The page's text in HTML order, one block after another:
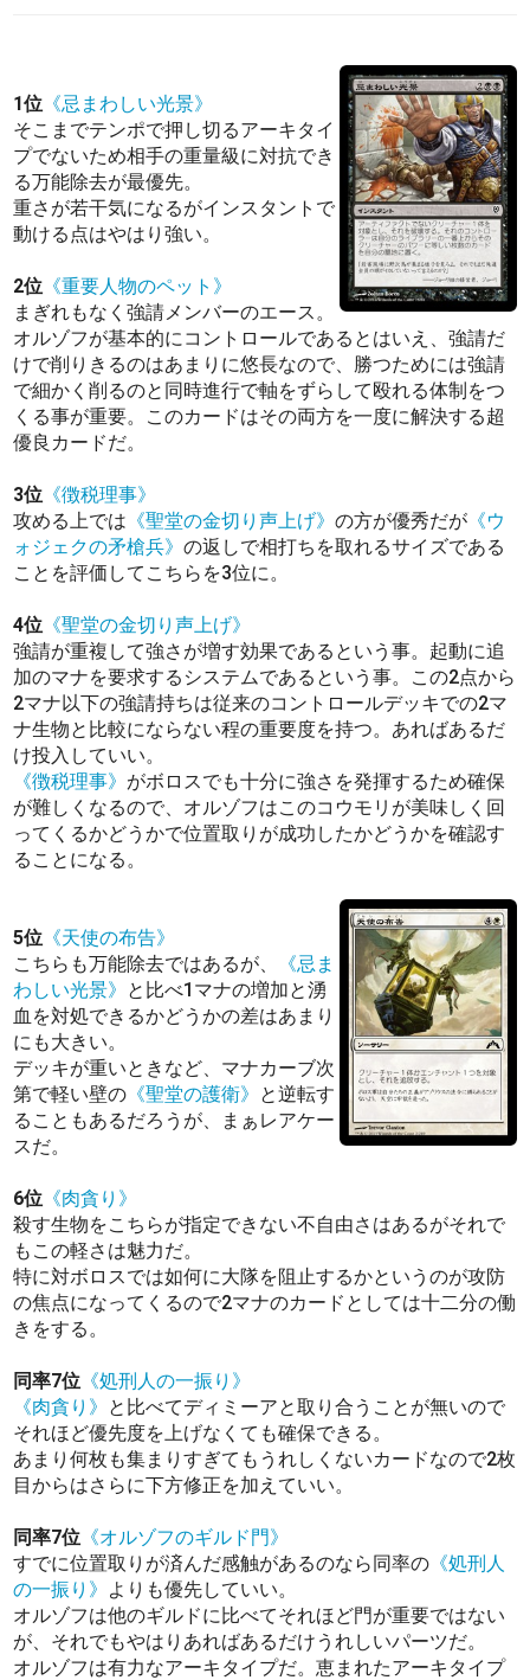
1位 《忌まわしい光景》
そこまでテンポで押し切るアーキタイ
プでないため相手の重量級に対抗でき
る万能除去が最優先。
重さが若干気になるがインスタントで
動ける点はやはり強い。
2位 《重要人物のペット》
まぎれもなく強請メンバーのエース。
オルゾフが基本的にコントロールであるとはいえ、強請だ
けで削りきるのはあまりに悠長なので、勝つためには強請
で細かく削るのと同時進行で軸をずらして殴れる体制をつ
くる事が重要。このカードはその両方を一度に解決する超
優良カードだ。
3位 《徴税理事》
攻める上では 《聖堂の金切り声上げ》の方が優秀だが 《ウ
ォジェクの矛槍兵》の返しで相打ちを取れるサイズである
ことを評価してこちらを3位に。
4位 《聖堂の金切り声上げ》
強請が重複して強さが増す効果であるという事。起動に追
加のマナを要求するシステムであるという事。この2点から
2マナ以下の強請持ちは従来のコントロールデッキでの2マ
ナ生物と比較にならない程の重要度を持つ。あればあるだ
け投入していい。
《徴税理事》 がボロスでも十分に強さを発揮するため確保
が難しくなるので、オルゾフはこのコウモリが美味しく回
ってくるかどうかで位置取りが成功したかどうかを確認す
ることになる。
5位 《天使の布告》
こちらも万能除去ではあるが、
《忌ま
わしい光景》 と比べ1マナの増加と湧
血を対処できるかどうかの差はあまり
にも大きい。
デッキが重いときなど、マナカーブ次
第で軽い壁の 《聖堂の護衛》 と逆転す
ることもあるだろうが、まぁレアケー
スだ。
6位 《肉貪り》
殺す生物をこちらが指定できない不自由さはあるがそれで
もこの軽さは魅力だ。
特に対ボロスでは如何に大隊を阻止するかというのが攻防
の焦点になってくるので2マナのカードとしては十二分の働
きをする。
同率7位 《処刑人の一振り》
《肉貪り》 と比べてディミーアと取り合うことが無いので
それほど優先度を上げなくても確保できる。
あまり何枚も集まりすぎてもうれしくないカードなので2枚
目からはさらに下方修正を加えていい。
同率7位 《オルゾフのギルド門》
すでに位置取りが済んだ感触があるのなら同率の 《処刑人
の一振り》 よりも優先していい。
オルゾフは他のギルドに比べてそれほど門が重要ではない
が、それでもやはりあればあるだけうれしいパーツだ。
オルゾフは有力なアーキタイプだ。恵まれたアーキタイプ